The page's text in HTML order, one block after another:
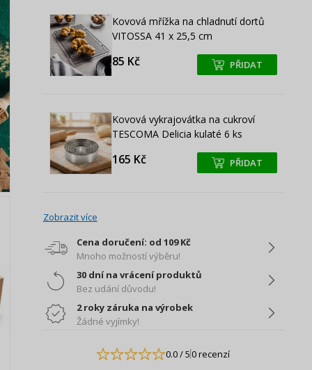
Kovová mřížka na chladnutí dortů
VITOSSA 41 x 25,5 cm
85 Kč +
+ PŘIDAT
Kovová vykrajovátka na cukroví
TESCOMA Delicia kulaté 6 ks
165 Kč +
+ PŘIDAT
Zobrazit více
Cena doručení: od 109 Kč
Mnoho možností výběru!
30 dní na vrácení produktů
Bez udání důvodu!
2 roky záruka na výrobek
Žádné vyjímky!
0.0/ 50 recenzí